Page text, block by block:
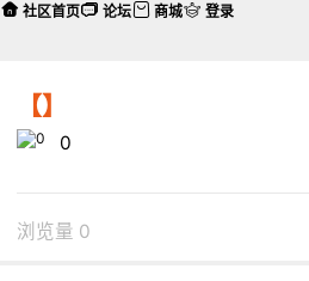
【】
0
浏览量 0
社区首页 论坛 商城 登录